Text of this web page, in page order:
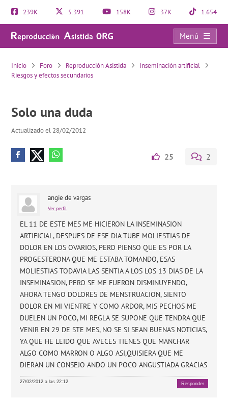
239K 5.391 158K 37K 1.654
Menú
Solo una duda
Inicio Foro Reproducción Asistida
Inseminación artificial
Riesgos y efectos secundarios
Solo una duda
Actualizado el 28/02/2012
25 2
angie de vargas
Ver perfil
EL 11 DE ESTE MES ME HICIERON LA INSEMINASION
ARTIFICIAL, DESPUES DE ESE DIA TUBE MOLIESTIAS DE
DOLOR EN LOS OVARIOS, PERO PIENSO QUE ES POR LA
PROGESTERONA QUE ME ESTABA TOMANDO, ESAS
MOLIESTIAS TODAVIA LAS SENTIA A LOS LOS 13 DIAS DE LA
INSEMINASION, PERO SE ME FUERON DISMINUYENDO,
AHORA TENGO DOLORES DE MENSTRUACION, SIENTO
DOLOR EN MI VIENTRE Y COMO ARDOR, MIS PECHOS ME
DUELEN UN POCO, MI REGLA SE SUPONE QUE TENDRA QUE
VENIR EN 29 DE STE MES, NO SE SI SEAN BUENAS NOTICIAS,
YA QUE HE LEIDO QUE AVECES TIENES QUE MANCHAR
ALGO COMO MARRON O ALGO ASI,QUISIERA QUE ME
DIERAN UN CONSEJO ANDO UN POCO ANGUSTIADA GRACIAS
27/02/2012 a las 22:12 Responder